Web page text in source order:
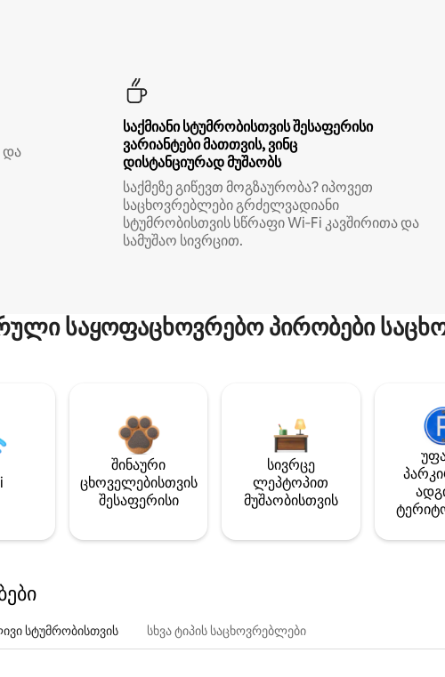
და
საქმიანი სტუმრობისთვის შესაფერისი
ვარიანტები მათთვის, ვინც
დისტანციურად მუშაობს
საქმეზე გიწევთ მოგზაურობა? იპოვეთ
საცხოვრებლები გრძელვადიანი
სტუმრობისთვის სწრაფი Wi‑Fi კავშირითა და
სამუშაო სივრცით.
საყოფაცხოვრებო პირობები
შინაური
ცხოველებისთვის
შესაფერისი
სივრცე
ლეპტოპით
მუშაობისთვის
სტუმრობისთვის სხვა ტიპის საცხოვრებლები